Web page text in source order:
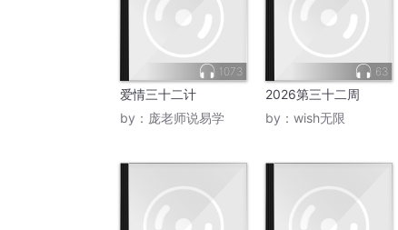
1073
爱情三十二计
by： 庞老师说易学
63
2026第三十二周
by： wish无限